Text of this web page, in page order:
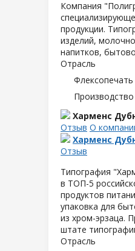
Компания
продукции.
изделий,
напитков,
Отрасль
Харменс
Отзыв О
Харменс
Отзыв
Типография
в ТОП-5
продуктов
упаковка для
из хром-эрзаца.
штате
Отрасль